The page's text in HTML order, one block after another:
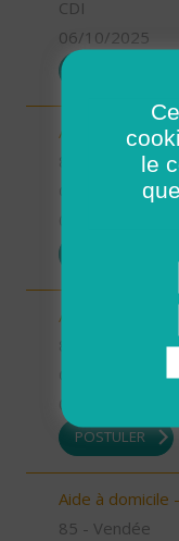
CDI
06/10/2025
Aide à domicile
85 - Vendée
Aide-soignant à
06/10/2025
POSTULER
Aide à domicile
85 - Vendée
le